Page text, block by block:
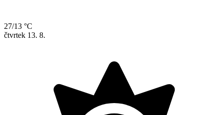
27/13 °C
čtvrtek 13. 8.